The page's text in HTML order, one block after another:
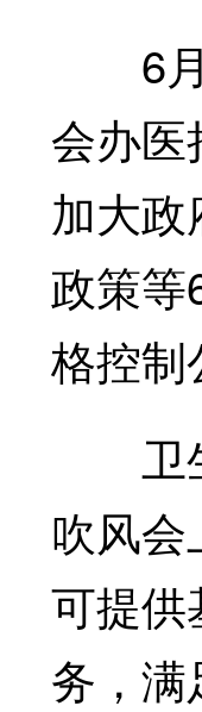
6月
会办
加大
政策
格控制
卫生
吹风
可提供
务，